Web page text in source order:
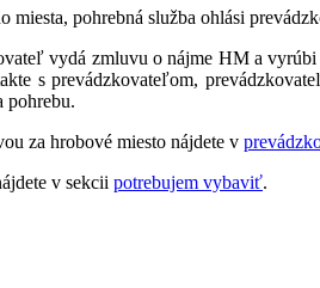
miesta, pohrebná služba ohlási
vydá zmluvu o nájme HM a
s prevádzkovateľom,
pohrebu.
za hrobové miesto nájdete v
v sekcii potrebujem vybaviť.